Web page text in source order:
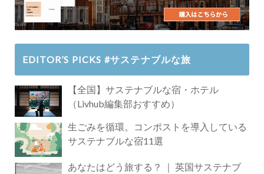
EDITOR’S PICKS #サステナブルな旅
【全国】サステナブルな宿・ホテル
（Livhub編集部おすすめ）
生ごみを循環。コンポストを導入している
サステナブルな宿11選
あなたはどう旅する？ ｜ 英国サステナブ